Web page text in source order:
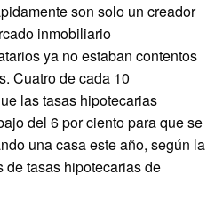
son solo un creador
inmobiliario
ya no estaban contentos
Cuatro de cada 10
las tasas hipotecarias
del 6 por ciento para que se
una casa este año, según la
tasas hipotecarias de